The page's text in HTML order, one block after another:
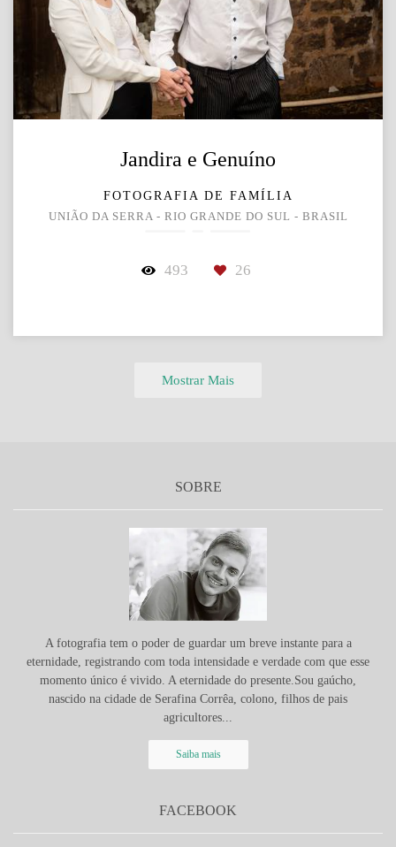
Jandira e Genuíno
FOTOGRAFIA DE FAMÍLIA
UNIÃO DA SERRA - RIO GRANDE DO SUL - BRASIL
493 26
Mostrar Mais
SOBRE
A fotografia tem o poder de guardar um breve instante para a
eternidade, registrando com toda intensidade e verdade com que esse
momento único é vivido. A eternidade do presente.Sou gaúcho,
nascido na cidade de Serafina Corrêa, colono, filhos de pais
agricultores...
Saiba mais
FACEBOOK